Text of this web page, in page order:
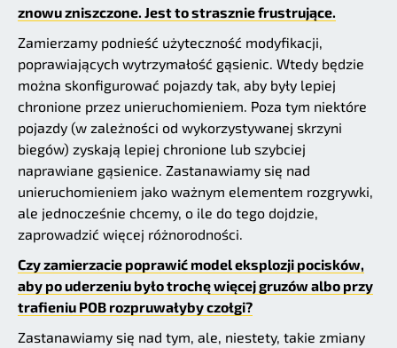
znowu zniszczone. Jest to strasznie frustrujące.
Zamierzamy podnieść użyteczność modyfikacji,
poprawiających wytrzymałość gąsienic. Wtedy będzie
można skonfigurować pojazdy tak, aby były lepiej
chronione przez unieruchomieniem. Poza tym niektóre
pojazdy (w zależności od wykorzystywanej skrzyni
biegów) zyskają lepiej chronione lub szybciej
naprawiane gąsienice. Zastanawiamy się nad
unieruchomieniem jako ważnym elementem rozgrywki,
ale jednocześnie chcemy, o ile do tego dojdzie,
zaprowadzić więcej różnorodności.
Czy zamierzacie poprawić model eksplozji pocisków,
aby po uderzeniu było trochę więcej gruzów albo przy
trafieniu POB rozpruwałyby czołgi?
Zastanawiamy się nad tym, ale, niestety, takie zmiany